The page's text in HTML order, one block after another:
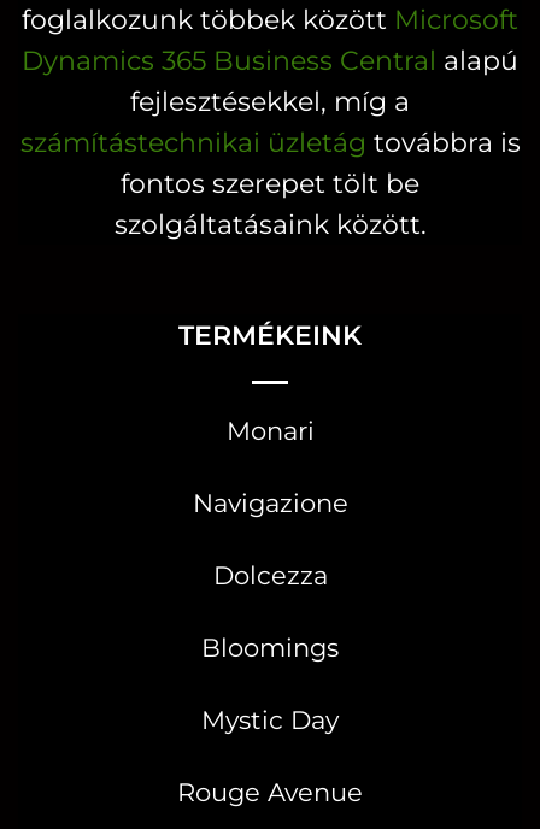
foglalkozunk többek között Microsoft
Dynamics 365 Business Central alapú
fejlesztésekkel, míg a
számítástechnikai üzletág továbbra is
fontos szerepet tölt be
szolgáltatásaink között.
TERMÉKEINK
Monari
Navigazione
Dolcezza
Bloomings
Mystic Day
Rouge Avenue